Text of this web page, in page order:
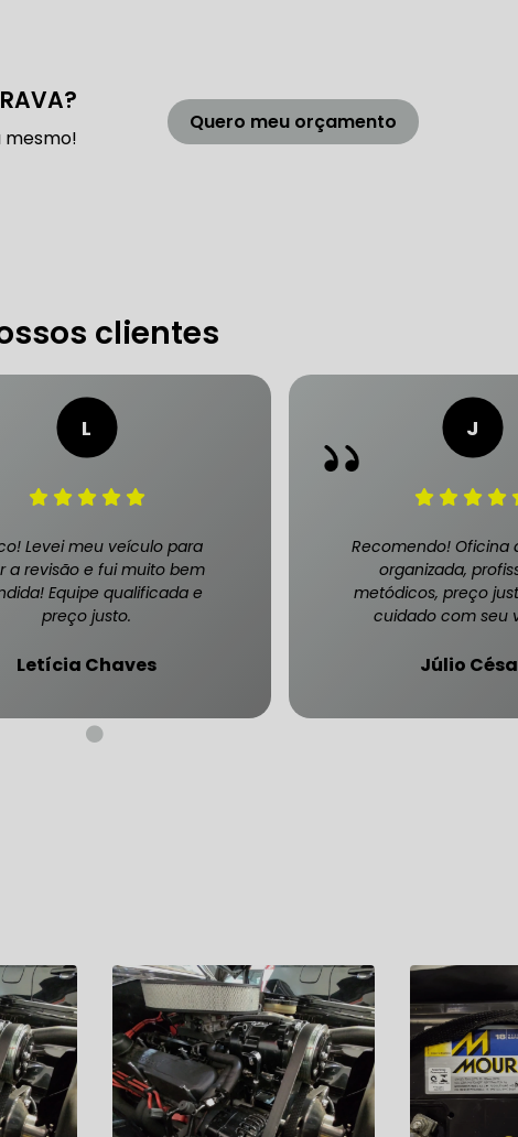
CONSERTO DIREÇÃO HIDRÁULICA
FREIOS AUTOMOTIVOS
EM FREIO AUTOMOTIVO FREIO DE AUTOMÓVEL
FREIO DO CARRO ZONA SUL
DE CARRO BLINDADO
DE LUXO
OFICINA QUE ATENDE CARRO
DE CARRO BLINDADO
BLINDADOS
DE BLINDADOS
mesmo!
Quero meu orçamento
clientes
Levei meu veículo para
a revisão e fui muito bem
Equipe qualificada e
preço justo.
Letícia Chaves
Recomendo! Oficina
organizada,
metódicos, preço
cuidado com seu
Júlio